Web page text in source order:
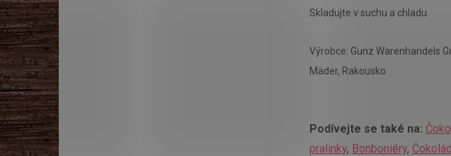
Skladujte v suchu a chladu
Výrobce: Gunz Warenhandels
Mäder, Rakousko
Podívejte se také na:
pralinky, Bonboniéry,